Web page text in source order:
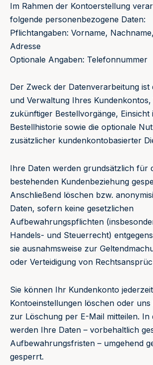
Im Rahmen der Kontoerstellung
folgende personenbezogene Daten:
Pflichtangaben: Vorname,
Adresse
Optionale Angaben: Telefonnummer
Der Zweck der Datenverarbeitung ist
und Verwaltung Ihres
zukünftiger Bestellvorgänge, Einsicht
Bestellhistorie sowie die optionale
zusätzlicher kundenkontobasierter
Ihre Daten werden grundsätzlich für
bestehenden Kundenbeziehung
Anschließend löschen bzw.
Daten, sofern keine gesetzlichen
Aufbewahrungspflichten
Handels- und Steuerrecht)
sie ausnahmsweise zur
oder Verteidigung von
Sie können Ihr Kundenkonto
Kontoeinstellungen löschen oder
zur Löschung per E-Mail mitteilen. In
werden Ihre Daten – vorbehaltlich
Aufbewahrungsfristen – umgehend
gesperrt.